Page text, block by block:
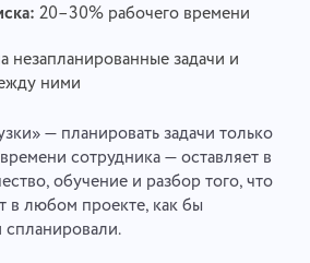
20–30% рабочего времени
незапланированные задачи и
ними
— планировать задачи только
сотрудника — оставляет в
обучение и разбор того, что
в любом проекте, как бы
спланировали.